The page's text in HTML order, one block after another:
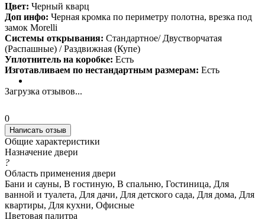
Цвет: Черный кварц
Доп инфо: Черная кромка по периметру полотна, врезка под
замок Morelli
Системы открывания: Стандартное/ Двустворчатая
(Распашные) / Раздвижная (Купе)
Уплотнитель на коробке: Есть
Изготавливаем по нестандартным размерам: Есть
Загрузка отзывов...
0
Написать отзыв
Общие характеристики
Назначение двери
?
Область применения двери
Бани и сауны, В гостиную, В спальню, Гостиница, Для
ванной и туалета, Для дачи, Для детского сада, Для дома, Для
квартиры, Для кухни, Офисные
Цветовая палитра